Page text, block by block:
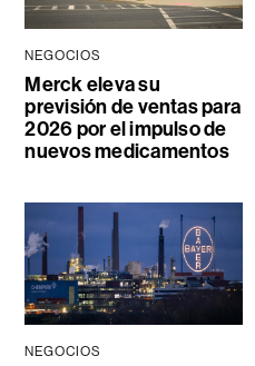
NEGOCIOS
Merck eleva su
previsión de ventas para
2026 por el impulso de
nuevos medicamentos
NEGOCIOS